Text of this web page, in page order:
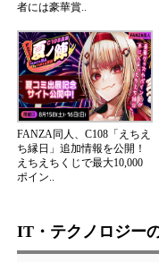
者には豪華賞..
FANZA同人、C108「えちえ
ち縁日」追加情報を公開！
えちえちくじで最大10,000
ポイン..
IT・テクノロジー